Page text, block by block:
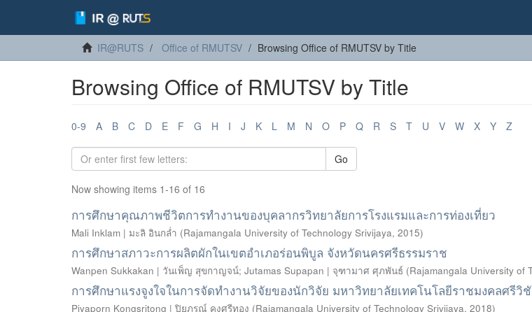
IR@RUTS Office of RMUTSV Browsing Office of RMUTSV by Title
Browsing Office of RMUTSV by Title
0-9 A B C D E F G H I J K L M N O P Q R S T U V W X Y Z
Go
Now showing items 1-16 of 16
การศึกษาคุณภาพชีวิตการทำงานของบุคลากรวิทยาลัยการโรงแรมและการท่องเที่ยว
Mali Inklam | มะลิ อินกล่ำ (Rajamangala University of Technology Srivijaya, 2015)
การศึกษาสภาวะการผลิตผักในเขตอำเภอร่อนพิบูล จังหวัดนครศรีธรรมราช
Wanpen Sukkakan | วันเพ็ญ สุขกาญจน์; Jutamas Supapan | จุฑามาศ ศุภพันธ์ (Rajamangala University of
การศึกษาแรงจูงใจในการจัดทำงานวิจัยของนักวิจัย มหาวิทยาลัยเทคโนโลยีราชมงคลศรีวิ
Piyaporn Kongsritong | ปิยภรณ์ คงศรีทอง (Rajamangala University of Technology Srivijaya, 2018)